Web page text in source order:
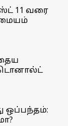
11 வரை
டொனால்ட்
ஒப்பந்தம்: